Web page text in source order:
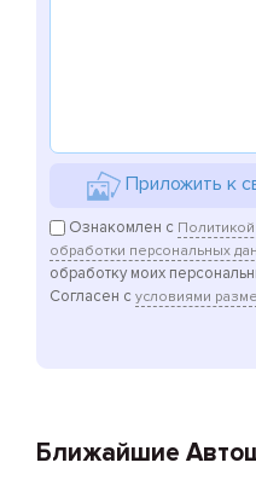
Приложить к
Ознакомлен с
обработки персональных
обработку моих
Согласен с условиями
Ближайшие